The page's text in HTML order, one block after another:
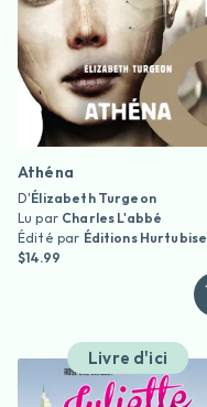
Athéna
D'Élizabeth Turgeon
Lu par Charles L'abbé
Édité par Éditions Hurtubise
$14.99
Livre d'ici